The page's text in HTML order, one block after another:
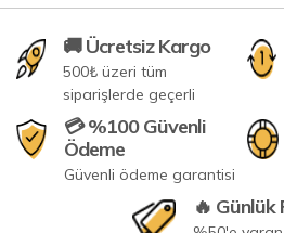
🚚 Ücretsiz Kargo
500₺ üzeri tüm
siparişlerde geçerli
💳 %100 Güvenli
Ödeme
Güvenli ödeme garantisi
🔥 Günlük